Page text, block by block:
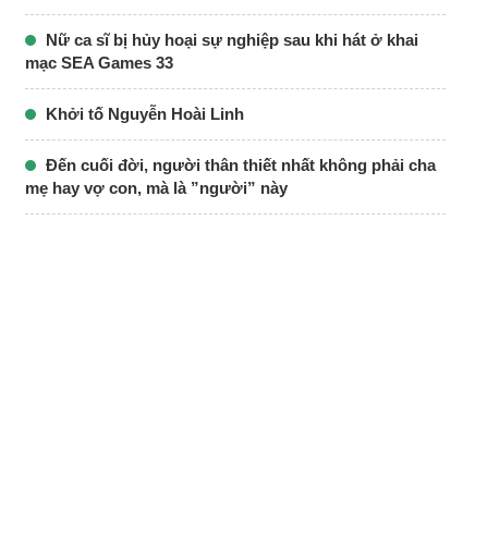
Nữ ca sĩ bị hủy hoại sự nghiệp sau khi hát ở khai
mạc SEA Games 33
Khởi tố Nguyễn Hoài Linh
Đến cuối đời, người thân thiết nhất không phải cha
mẹ hay vợ con, mà là ”người” này